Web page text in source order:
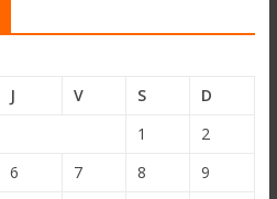
J V S
D
1
2
6 7 8
9